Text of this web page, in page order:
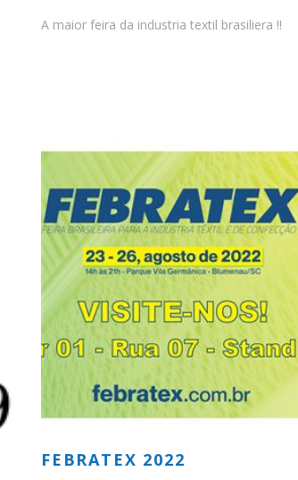
A maior feira da industria textil brasiliera !!
FEBRATEX 2022